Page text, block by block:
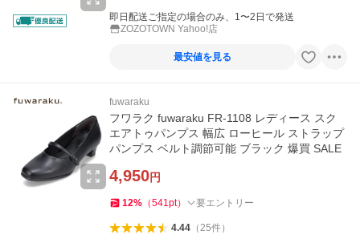
即日配送ご指定の場合のみ、1〜2日で発送
ZOZOTOWN Yahoo!店
最安値を見る
fuwaraku
フワラク fuwaraku FR-1108 レディース スク
エアトゥパンプス 幅広 ローヒール ストラップ
パンプス ベルト調節可能 ブラック 爆買 SALE
4,950円
12% （541pt） 要エントリー
4.44（25件）